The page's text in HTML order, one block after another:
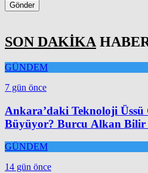
Gönder
SON DAKİKA
GÜNDEM
7 gün önce
Ankara’daki Teknoloji Üssü
Büyüyor? Burcu Alkan Bilir
GÜNDEM
14 gün önce